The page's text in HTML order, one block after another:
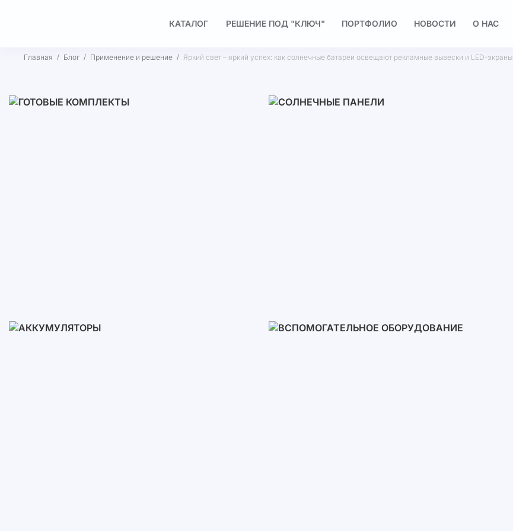
КАТАЛОГ РЕШЕНИЕ ПОД "КЛЮЧ" ПОРТФОЛИО НОВОСТИ О НАС
Главная Блог Применение и решение Яркий свет – яркий успех: как солнечные батареи освещают рекламные вывески и LED-экраны
3-10 кВт